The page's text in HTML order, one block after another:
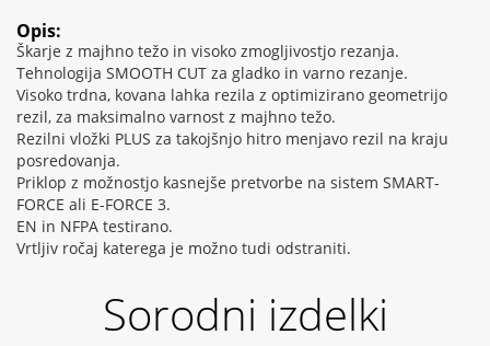
Opis:
Škarje z majhno težo in visoko zmogljivostjo rezanja.
Tehnologija SMOOTH CUT za gladko in varno rezanje.
Visoko trdna, kovana lahka rezila z optimizirano geometrijo
rezil, za maksimalno varnost z majhno težo.
Rezilni vložki PLUS za takojšnjo hitro menjavo rezil na kraju
posredovanja.
Priklop z možnostjo kasnejše pretvorbe na sistem SMART-
FORCE ali E-FORCE 3.
EN in NFPA testirano.
Vrtljiv ročaj katerega je možno tudi odstraniti.
Sorodni izdelki